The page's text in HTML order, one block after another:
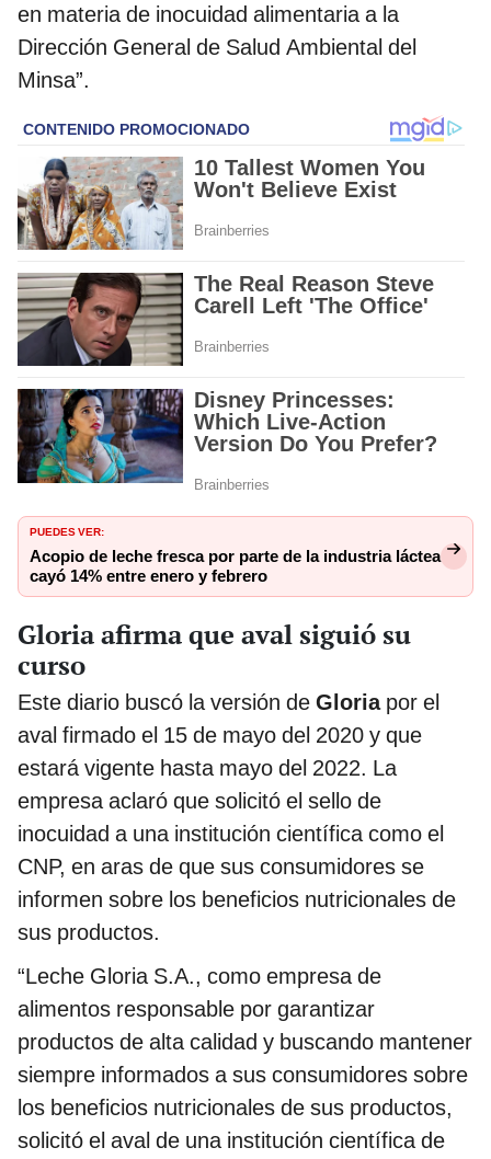
en materia de inocuidad alimentaria a la
Dirección General de Salud Ambiental del
Minsa”.
PUEDES VER:
Acopio de leche fresca por parte de la industria láctea
cayó 14% entre enero y febrero
Gloria afirma que aval siguió su
curso
Este diario buscó la versión de Gloria por el
aval firmado el 15 de mayo del 2020 y que
estará vigente hasta mayo del 2022. La
empresa aclaró que solicitó el sello de
inocuidad a una institución científica como el
CNP, en aras de que sus consumidores se
informen sobre los beneficios nutricionales de
sus productos.
“Leche Gloria S.A., como empresa de
alimentos responsable por garantizar
productos de alta calidad y buscando mantener
siempre informados a sus consumidores sobre
los beneficios nutricionales de sus productos,
solicitó el aval de una institución científica de